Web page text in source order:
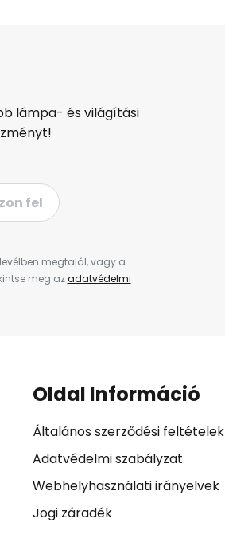
lámpa- és világítási
fel
megtalál, vagy a
meg azadatvédelmi
Oldal Információ
Általános szerződési feltételek
Adatvédelmi szabályzat
Webhelyhasználati irányelvek
Jogi záradék